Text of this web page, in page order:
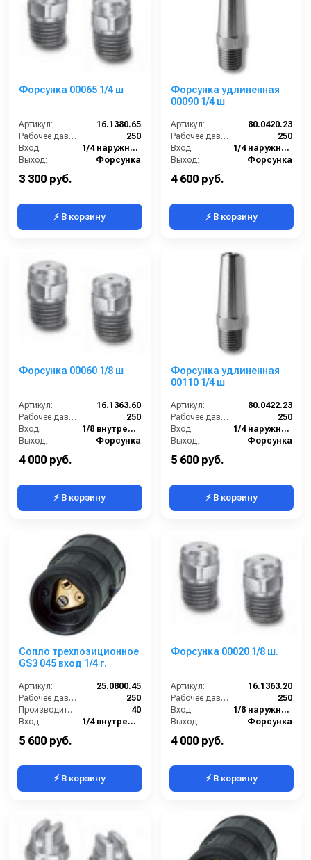
Форсунка 00065 1/4 ш
Артикул:
16.1380.65
Рабочее давление (бар):
250
Вход:
1/4 наружняя резьба
Выход:
Форсунка
3 300 руб.
⚡ В корзину
Форсунка удлиненная
00090 1/4 ш
Артикул:
80.0420.23
Рабочее давление (бар):
250
Вход:
1/4 наружняя резьба
Выход:
Форсунка
4 600 руб.
⚡ В корзину
Форсунка 00060 1/8 ш
Артикул:
16.1363.60
Рабочее давление (бар):
250
Вход:
1/8 внутренняя резьба
Выход:
Форсунка
4 000 руб.
⚡ В корзину
Форсунка удлиненная
00110 1/4 ш
Артикул:
80.0422.23
Рабочее давление (бар):
250
Вход:
1/4 наружняя резьба
Выход:
Форсунка
5 600 руб.
⚡ В корзину
Сопло трехпозиционное
GS3 045 вход 1/4 г.
Артикул:
25.0800.45
Рабочее давление (бар):
250
Производительность (л/мин):
40
Вход:
1/4 внутренняя резьба
5 600 руб.
⚡ В корзину
Форсунка 00020 1/8 ш.
Артикул:
16.1363.20
Рабочее давление (бар):
250
Вход:
1/8 наружняя резьба
Выход:
Форсунка
4 000 руб.
⚡ В корзину